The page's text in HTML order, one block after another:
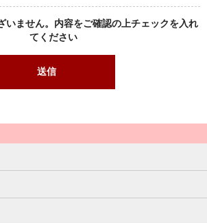
いません。内容をご確認の上チェックを入れ
てください